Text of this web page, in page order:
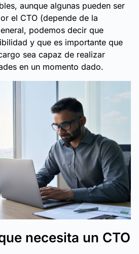
aunque algunas pueden ser
el CTO (depende de la
podemos decir que
y que es importante que
sea capaz de realizar
en un momento dado.
necesita un CTO